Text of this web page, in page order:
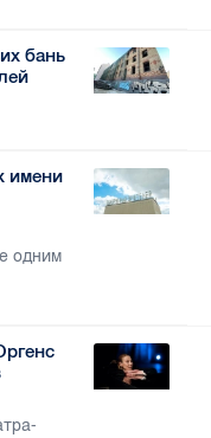
бань
имени
одним